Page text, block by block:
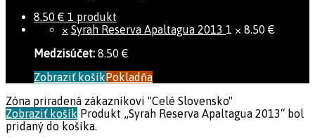
8.50 € 1 produkt
× Syrah Reserva Apaltagua 2013 1 × 8.50 €
Medzisúčet: 8.50 €
Zobraziť košíkPokladňa
Zóna priradená zákazníkovi "Celé Slovensko"
Zobraziť košík Produkt „Syrah Reserva Apaltagua 2013“ bol
pridaný do košíka.